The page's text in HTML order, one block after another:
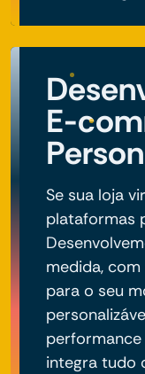
E-
Se sua loja
plataformas
medida,
para o seu
performance
integra tudo